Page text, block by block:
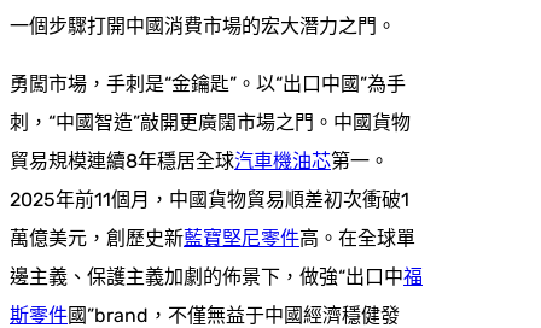
一個步驟打開中國消費市場的宏大潛力之門。
勇闖市場，手刺是“金鑰匙”。以“出口中國”為手
刺，“中國智造”敲開更廣闊市場之門。中國貨物
貿易規模連續8年穩居全球汽車機油芯第一。
2025年前11個月，中國貨物貿易順差初次衝破1
萬億美元，創歷史新藍寶堅尼零件高。在全球單
邊主義、保護主義加劇的佈景下，做強“出口中福
斯零件國”brand，不僅無益于中國經濟穩健發